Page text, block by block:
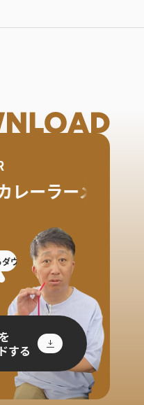
ロード! 放送を聴き逃した人や保
ーラーメン探訪
する